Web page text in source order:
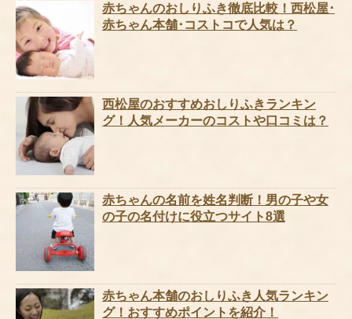
赤ちゃんのおしりふき徹底比較！西松屋･
赤ちゃん本舗･コストコで人気は？
西松屋のおすすめおしりふきランキン
グ！人気メーカーのコストや口コミは？
赤ちゃんの名前を姓名判断！男の子や女
の子の名付けに役立つサイト8選
赤ちゃん本舗のおしりふき人気ランキン
グ！おすすめポイントを紹介！